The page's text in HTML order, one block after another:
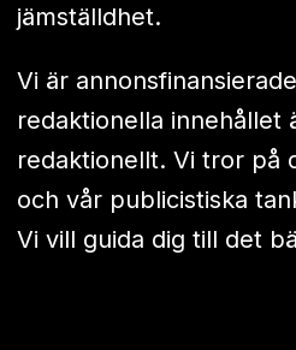
jämställdhet.
Vi är
redaktionella innehållet
redaktionellt. Vi tror på
och vår publicistiska
Vi vill guida dig till det